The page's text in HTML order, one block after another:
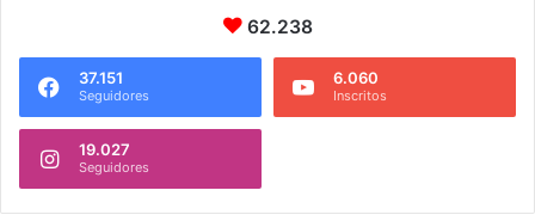
62.238
37.151
Seguidores
6.060
Inscritos
19.027
Seguidores